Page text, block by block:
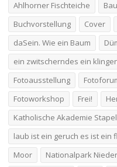
Ahlhorner Fischteiche
Buchvorstellung
Cover
daSein. Wie ein Baum
ein zwitscherndes ein
Fotoausstellung
Fotoworkshop
Frei!
Katholische Akademie
laub ist ein geruch es ist ein
Moor
Nationalpark